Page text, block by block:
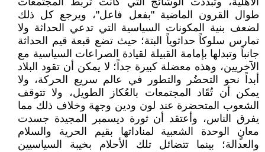
طوال القرون الماضية "بفعل فاعل"، ويرجع كل ذلك
لضعف بنية المكونات السياسية التي تدعي الحداثة ولا
تمارس سلوكاً حداثوياً البتة؛ حيث تضع قبعة قيم الحداثة
جانباً وتبدلها بإمامة القبيلة لقيادة الصراعات السياسية مع
الآخريين، وهذه معضلة كبيرة جداً؛ لا يمكن أن تقود البلاد
أبداً نحو التحضُر والتطور في عالم سريع الحركة، ولا
يمكن أن تُقَاد المجتمعات بالعُكاز الطويل، ولا تتوقف
الشعوب المتحضرة عند لون ودين وجهة وخلاف ذلك مما
يفرق الناس، وأعتقد أن ثورة ديسمبر المجيدة جسدت
معانٍ الوحدة الشعبية لمناداتها بقيم الحرية والسلام
والعدالة؛ بينما تتضائل تلك الأحلام بخيبة السياسيين